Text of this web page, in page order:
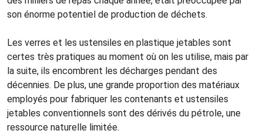
son énorme potentiel de production de déchets.
Les verres et les ustensiles en plastique jetables sont
certes très pratiques au moment où on les utilise, mais par
la suite, ils encombrent les décharges pendant des
décennies. De plus, une grande proportion des matériaux
employés pour fabriquer les contenants et ustensiles
jetables conventionnels sont des dérivés du pétrole, une
ressource naturelle limitée.